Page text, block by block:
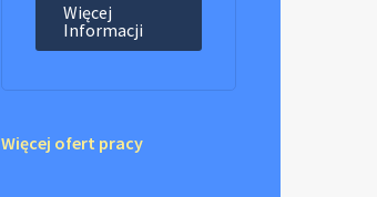
Więcej
Informacji
Więcej ofert pracy